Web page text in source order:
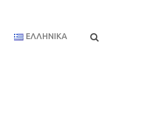
ΕΛΛΗΝΙΚΆ